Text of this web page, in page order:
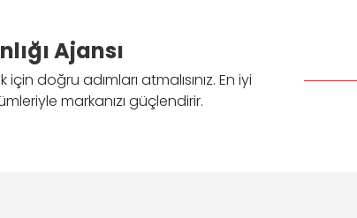
Ajansı
doğru adımları atmalısınız. En iyi
markanızı güçlendirir.